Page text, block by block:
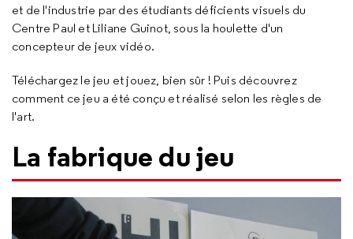
et de l'industrie par des étudiants déficients visuels du
Centre Paul et Liliane Guinot, sous la houlette d'un
concepteur de jeux vidéo.
Téléchargez le jeu et jouez, bien sûr ! Puis découvrez
comment ce jeu a été conçu et réalisé selon les règles de
l'art.
La fabrique du jeu